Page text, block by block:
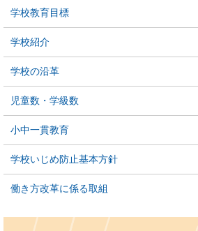
学校教育目標
学校紹介
学校の沿革
児童数・学級数
小中一貫教育
学校いじめ防止基本方針
働き方改革に係る取組